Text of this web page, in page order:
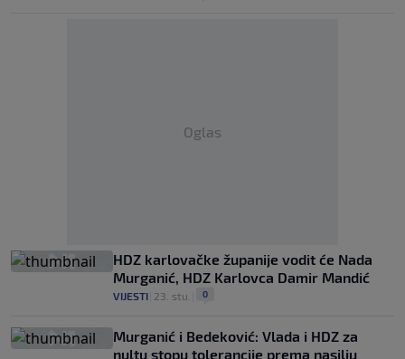
Oglas
HDZ karlovačke županije vodit će Nada
Murganić, HDZ Karlovca Damir Mandić
VIJESTI 23. stu. 0
Murganić i Bedeković: Vlada i HDZ za
nultu stopu tolerancije prema nasilju